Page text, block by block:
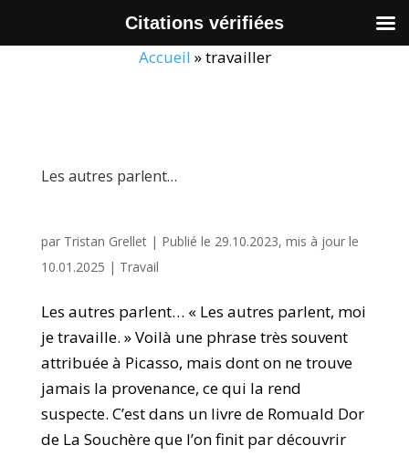
Accueil »travailler
Les autres parlent…
par Tristan Grellet| Publié le 29.10.2023, mis à jour le
10.01.2025 | Travail
Les autres parlent… « Les autres parlent, moi
je travaille. » Voilà une phrase très souvent
attribuée à Picasso, mais dont on ne trouve
jamais la provenance, ce qui la rend
suspecte. C’est dans un livre de Romuald Dor
de La Souchère que l’on finit par découvrir
Citations vérifiées